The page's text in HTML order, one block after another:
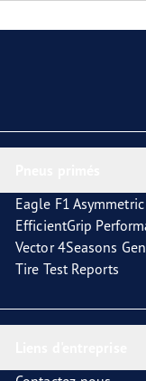
Eagle F1
EfficientGrip
Vector 4Seasons
Tire Test Reports